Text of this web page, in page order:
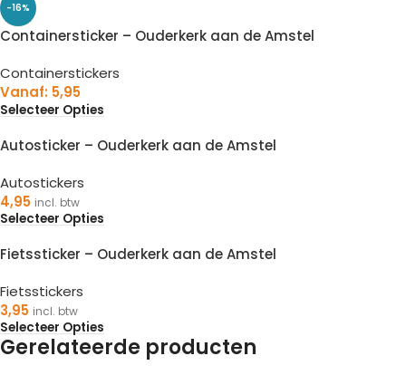
-16%
Containersticker – Ouderkerk aan de Amstel
Containerstickers
Vanaf: 5,95
Selecteer Opties
Autosticker – Ouderkerk aan de Amstel
Autostickers
4,95 incl. btw
Selecteer Opties
Fietssticker – Ouderkerk aan de Amstel
Fietsstickers
3,95 incl. btw
Selecteer Opties
Gerelateerde producten